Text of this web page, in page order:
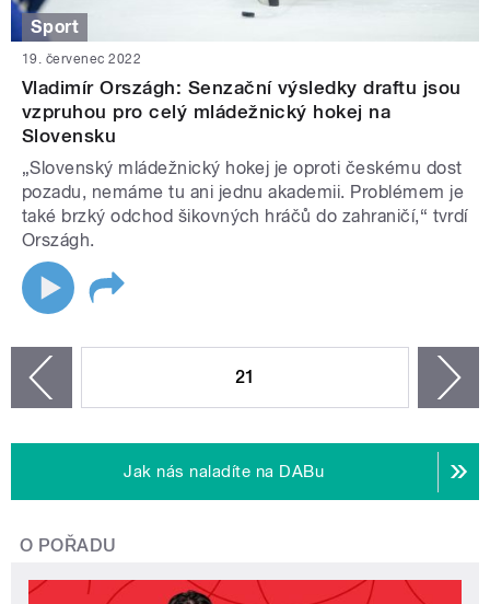
Sport
19. červenec 2022
Vladimír Országh: Senzační výsledky draftu jsou
vzpruhou pro celý mládežnický hokej na
Slovensku
„Slovenský mládežnický hokej je oproti českému dost
pozadu, nemáme tu ani jednu akademii. Problémem je
také brzký odchod šikovných hráčů do zahraničí,“ tvrdí
Országh.
21
Jak nás naladíte na DABu
O POŘADU